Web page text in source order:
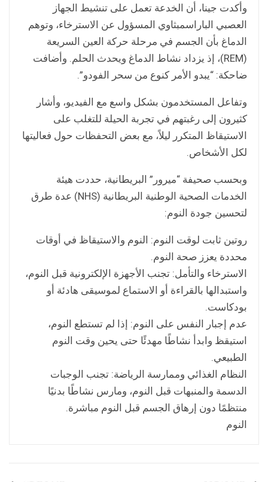
وأكدت جينا، أن الخدعة تعمل على تنشيط الجهاز
العصبي الباراسمبثاوي المسؤول عن الاسترخاء، وتوهم
الدماغ بأن الجسم في مرحلة حركة العين السريعة
(REM)، إذ يزداد نشاط الدماغ ويحدث الحلم. وأضافت
ضاحكة: “يبدو الأمر كنوع من سحر الفودو”.
وتفاعل المستخدمون بشكل واسع مع الفيديو، وأشار
كثيرون إلى رغبتهم في تجربة الحيلة للتغلب على
الاستيقاظ المتكرر ليلاً، مع بعض التحفظات حول فعاليتها
لكل الأشخاص.
وبحسب صحيفة “ميرور” البريطانية، حددت هيئة
الخدمات الصحية الوطنية البريطانية (NHS) عدة طرق
لتحسين جودة النوم:
روتين ثابت لوقت النوم: النوم والاستيقاظ في أوقات
محددة يعزز صحة النوم.
الاسترخاء والتأمل: تجنب الأجهزة الإلكترونية قبل النوم،
واستبدالها بالقراءة أو الاستماع لموسيقى هادئة أو
بودكاست.
عدم إجبار النفس على النوم: إذا لم تستطع النوم،
استيقظ وابدأ نشاطًا مهدئًا حتى يحين وقت النوم
الطبيعي.
النظام الغذائي وممارسة الرياضة: تجنب الوجبات
الدسمة والمنبهات قبل النوم، ومارس نشاطًا بدنيًا
منتظمًا دون إرهاق الجسم قبل النوم مباشرة.
النوم